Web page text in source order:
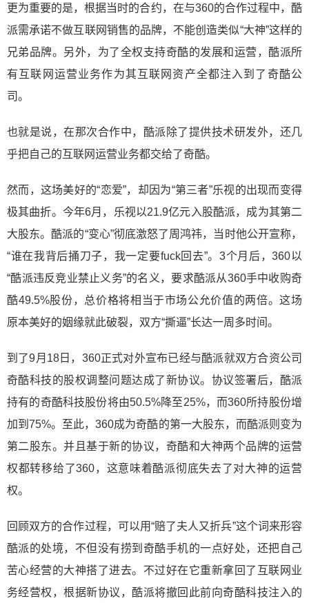
更为重要的是，根据当时的合约，在与360的合作过程中，酷
派需承诺不做互联网销售的品牌，不能创造类似“大神”这样的
兄弟品牌。另外，为了全权支持奇酷的发展和运营，酷派所
有互联网运营业务作为其互联网资产全都注入到了奇酷公
司。
也就是说，在那次合作中，酷派除了提供技术研发外，还几
乎把自己的互联网运营业务都交给了奇酷。
然而，这场美好的“恋爱”，却因为“第三者”乐视的出现而变得
极其曲折。今年6月，乐视以21.9亿元入股酷派，成为其第二
大股东。酷派的“变心”彻底激怒了周鸿祎，当时他公开宣称，
“谁在我背后捅刀子，我一定要fuck回去”。3个月后，360以
“酷派违反竞业禁止义务”的名义，要求酷派从360手中收购奇
酷49.5%股份，总价格将相当于市场公允价值的两倍。这场
原本美好的姻缘就此破裂，双方“撕逼”长达一周多时间。
到了9月18日，360正式对外宣布已经与酷派就双方合资公司
奇酷科技的股权调整问题达成了新协议。协议签署后，酷派
持有的奇酷科技股份将由50.5%降至25%，而360所持股份增
加到75%。至此，360成为奇酷的第一大股东，而酷派则变为
第二股东。并且基于新的协议，奇酷和大神两个品牌的运营
权都转移给了360，这意味着酷派彻底失去了对大神的运营
权。
回顾双方的合作过程，可以用“赔了夫人又折兵”这个词来形容
酷派的处境，不但没有捞到奇酷手机的一点好处，还把自己
苦心经营的大神搭了进去。不过好在它重新拿回了互联网业
务经营权，根据新协议，酷派将撤回此前向奇酷科技注入的